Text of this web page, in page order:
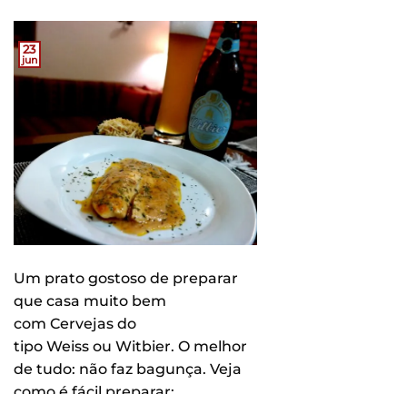
23
jun
Um prato gostoso de preparar
que casa muito bem
com Cervejas do
tipo Weiss ou Witbier. O melhor
de tudo: não faz bagunça. Veja